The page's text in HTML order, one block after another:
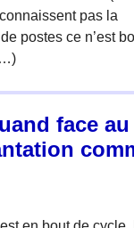
pas la
postes ce n’est
face